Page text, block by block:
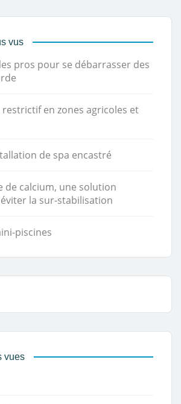
vus
pros pour se débarrasser des
restrictif en zones agricoles et
de spa encastré
de calcium, une solution
la sur-stabilisation
piscines
vues